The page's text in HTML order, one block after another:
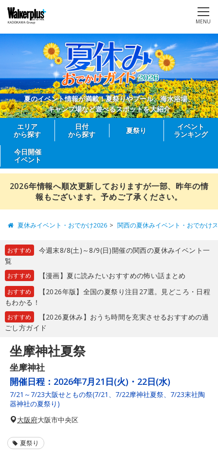
MENU
夏のイベント情報が満載！夏祭りやプール、海水浴場、
キャンプ場など遊べるスポットを大紹介
エリア
から探す
日付
から探す
夏祭り
イベント
ランキング
今日開催
イベント
2026年情報へ順次更新しておりますが一部、昨年の情
報もございます。予めご了承ください。
夏休みイベント・おでかけ2026 関西の夏休みイベント・おでかけ
おすすめ
今週末8/8(土)～8/9(日)開催の関西の夏休みイベント一
覧
おすすめ 【漫画】夏に読みたいおすすめの怖い話まとめ
おすすめ
【2026年版】全国の夏祭り注目27選。見どころ・日程
もわかる！
おすすめ
【2026夏休み】おうち時間を充実させるおすすめの過
ごし方ガイド
坐摩神社夏祭
坐摩神社
開催日程： 2026年7月21日(火)・22日(水)
7/21～7/23大阪せともの祭(7/21、7/22摩神社夏祭、7/23末社陶
器神社の夏祭り)
大阪府大阪市中央区
夏祭り